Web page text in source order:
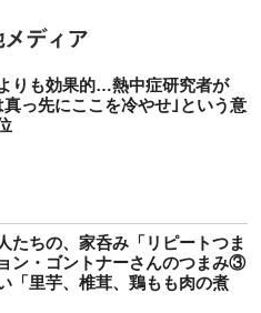
りも効果的…熱中症研究者が
真っ先にここを冷やせ｣という意
たちの、家呑み「リピートつま
ン・ゴントナーさんのつまみ③
「里芋、椎茸、鶏もも肉の煮